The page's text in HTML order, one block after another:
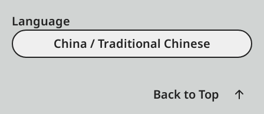
Language
China / Traditional Chinese
Back to Top